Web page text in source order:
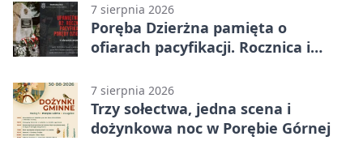
7 sierpnia 2026
Poręba Dzierżna pamięta o
ofiarach pacyfikacji. Rocznica i
7 sierpnia 2026
Trzy sołectwa, jedna scena i
dożynkowa noc w Porębie Górnej